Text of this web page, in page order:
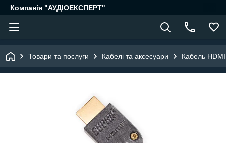
Компанія "АУДІОЕКСПЕРТ"
Товари та послуги Кабелі та аксесуари Кабель